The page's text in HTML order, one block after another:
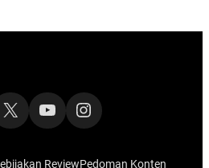
X YouTubeInstagram
ReviewPedoman Konten